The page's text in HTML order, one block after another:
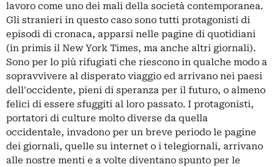
lavoro come uno dei mali della società contemporanea.
Gli stranieri in questo caso sono tutti protagonisti di
episodi di cronaca, apparsi nelle pagine di quotidiani
(in primis il New York Times, ma anche altri giornali).
Sono per lo più rifugiati che riescono in qualche modo a
sopravvivere al disperato viaggio ed arrivano nei paesi
dell'occidente, pieni di speranza per il futuro, o almeno
felici di essere sfuggiti al loro passato. I protagonisti,
portatori di culture molto diverse da quella
occidentale, invadono per un breve periodo le pagine
dei giornali, quelle su internet o i telegiornali, arrivano
alle nostre menti e a volte diventano spunto per le